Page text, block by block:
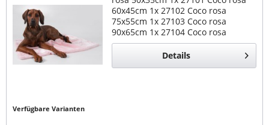
60x45cm 1x 27102 Coco rosa
75x55cm 1x 27103 Coco rosa
90x65cm 1x 27104 Coco rosa
110x80cm 1x 27105 Coco rosa
130x90cm Set Coco rosa alle
Details
Verfügbare Varianten